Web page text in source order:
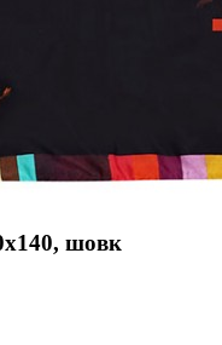
шовк